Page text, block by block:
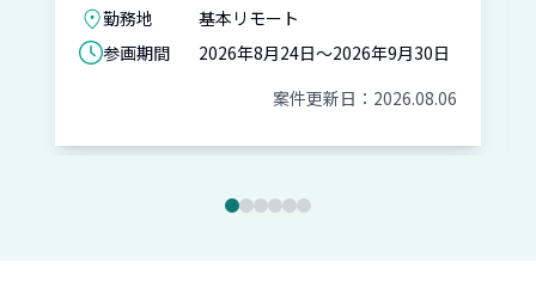
勤務地
基本リモート
参画期間
2026年8月24日～2026年9月30日
案件更新日： 2026.08.06